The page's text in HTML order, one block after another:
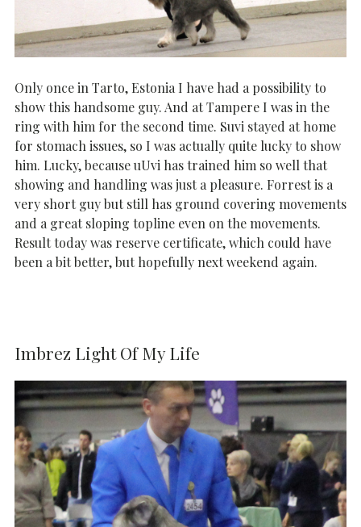
Only once in Tarto, Estonia I have had a possibility to
show this handsome guy. And at Tampere I was in the
ring with him for the second time. Suvi stayed at home
for stomach issues, so I was actually quite lucky to show
him. Lucky, because uUvi has trained him so well that
showing and handling was just a pleasure. Forrest is a
very short guy but still has ground covering movements
and a great sloping topline even on the movements.
Result today was reserve certificate, which could have
been a bit better, but hopefully next weekend again.
Imbrez Light Of My Life